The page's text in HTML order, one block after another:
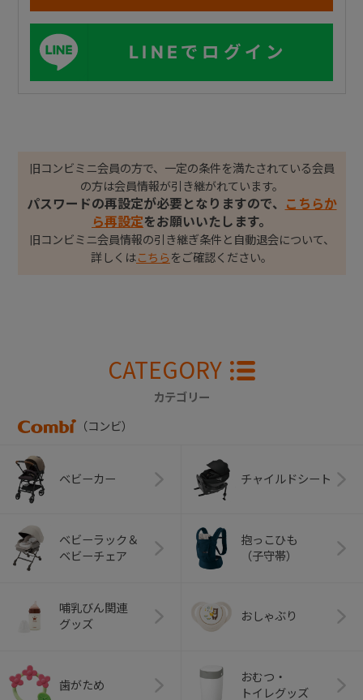
LINEでログイン
旧コンビミニ会員の方で、一定の条件を満たされている会員
の方は会員情報が引き継がれています。
パスワードの再設定が必要となりますので、
こちらか
ら再設定をお願いいたします。
旧コンビミニ会員情報の引き継ぎ条件と自動退会について、
詳しくはこちら をご確認ください。
CATEGORY
カテゴリー
（コンビ）
ベビーカー チャイルドシート
ベビーラック＆
ベビーチェア
抱っこひも
（子守帯）
哺乳びん関連
グッズ
おしゃぶり
歯がため
おむつ・
トイレグッズ